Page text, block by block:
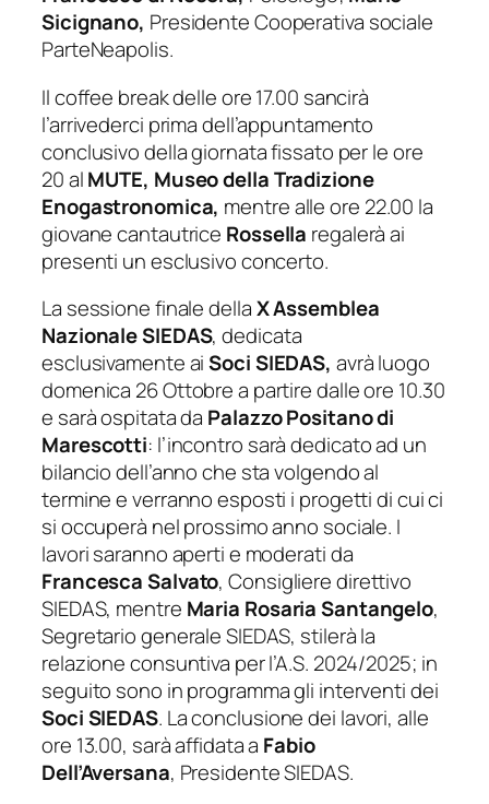
Sicignano, Presidente Cooperativa sociale
ParteNeapolis.
Il coffee break delle ore 17.00 sancirà
l’arrivederci prima dell’appuntamento
conclusivo della giornata fissato per le ore
20 alMUTE, Museo della Tradizione
Enogastronomica, mentre alle ore 22.00 la
giovane cantautrice Rossella regalerà ai
presenti un esclusivo concerto.
La sessione finale dellaX Assemblea
Nazionale SIEDAS, dedicata
esclusivamente aiSoci SIEDAS, avrà luogo
domenica 26 Ottobre a partire dalle ore 10.30
e sarà ospitata da Palazzo Positano di
Marescotti: l’incontro sarà dedicato ad un
bilancio dell’anno che sta volgendo al
termine e verranno esposti i progetti di cui ci
si occuperà nel prossimo anno sociale. I
lavori saranno aperti e moderati da
Francesca Salvato, Consigliere direttivo
SIEDAS, mentre Maria Rosaria Santangelo,
Segretario generale SIEDAS, stilerà la
relazione consuntiva per l’A.S. 2024/2025; in
seguito sono in programma gli interventi dei
Soci SIEDAS. La conclusione dei lavori, alle
ore 13.00, sarà affidata a Fabio
Dell’Aversana, Presidente SIEDAS.